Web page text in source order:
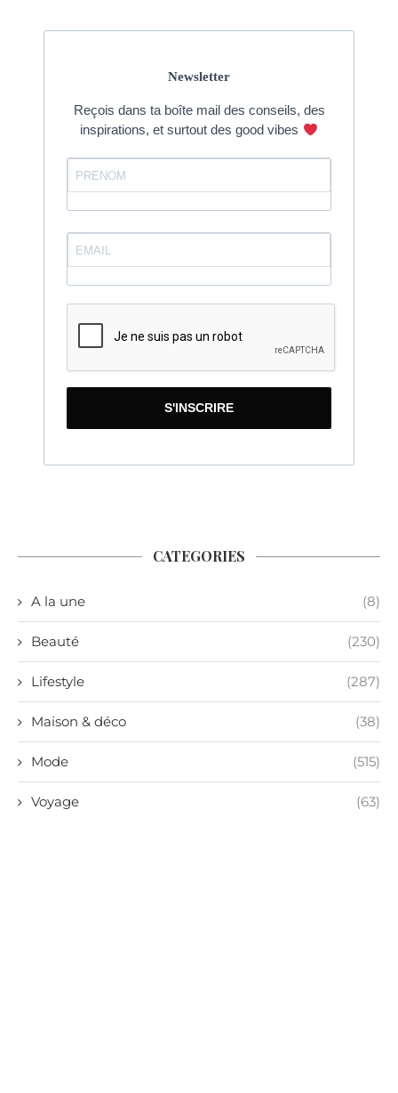
Newsletter
Reçois dans ta boîte mail des conseils, des
inspirations, et surtout des good vibes
S'INSCRIRE
CATEGORIES
A la une (8)
Beauté (230)
Lifestyle (287)
Maison & déco (38)
Mode (515)
Voyage (63)